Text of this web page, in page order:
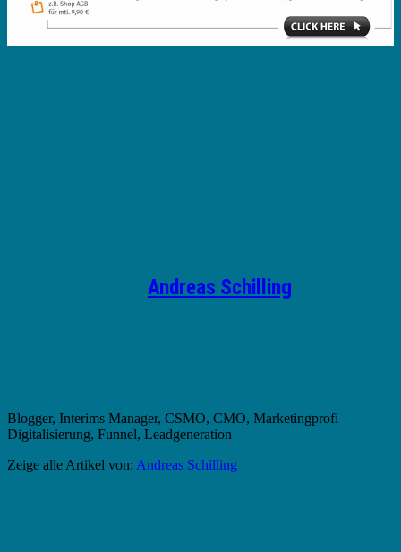
Andreas Schilling
Blogger, Interims Manager, CSMO, CMO, Marketingprofi
Digitalisierung, Funnel, Leadgeneration
Zeige alle Artikel von: Andreas Schilling